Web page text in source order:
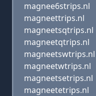
magnee6strips.nl
magneettrips.nl
magneetsqtrips.nl
magneetqtrips.nl
magneetswtrips.nl
magneetwtrips.nl
magneetsetrips.nl
magneetetrips.nl